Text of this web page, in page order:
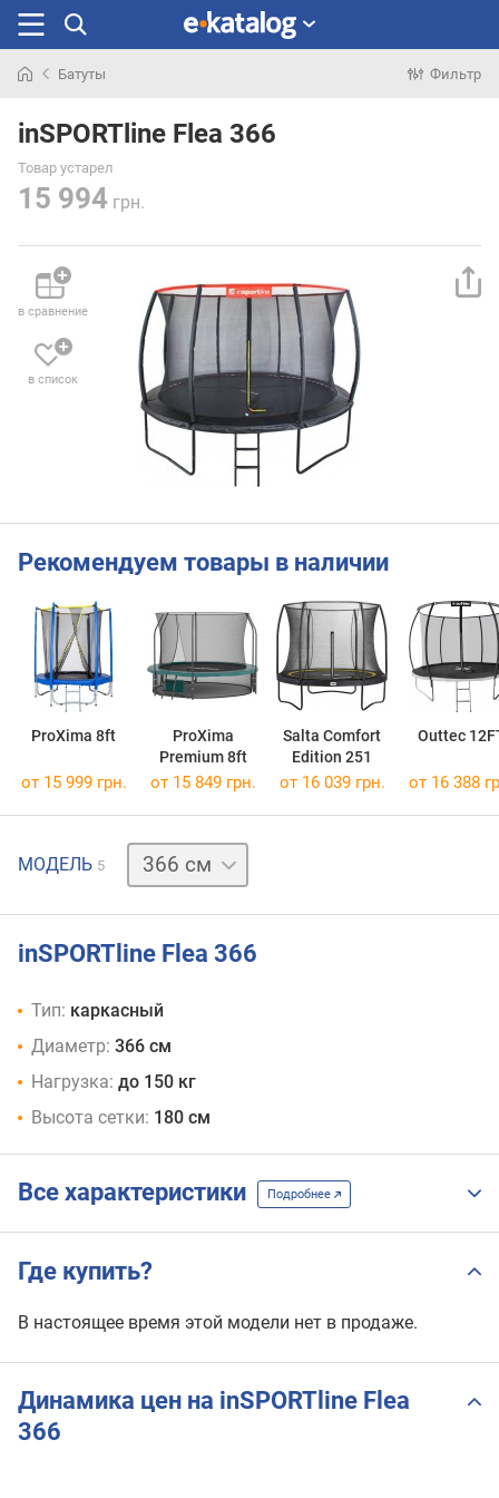
раньше
Батуты Фильтр
inSPORTline Flea 366
Товар устарел
15 994 грн.
в сравнение
в список
Рекомендуем товары в наличии
ProXima 8ft
ProXima
Premium 8ft
Salta Comfort
Edition 251
Outtec
от 15 999 грн. от 15 849 грн. от 16 039 грн. от 16 388
МОДЕЛЬ 5
183 см
244 см
inSPORTline Flea 366
Тип: каркасный
Диаметр: 366 см
Нагрузка: до 150 кг
Высота сетки: 180 см
Все характеристики Подробнее
Где купить?
В настоящее время этой модели нет в продаже.
Динамика цен на inSPORTline Flea
366